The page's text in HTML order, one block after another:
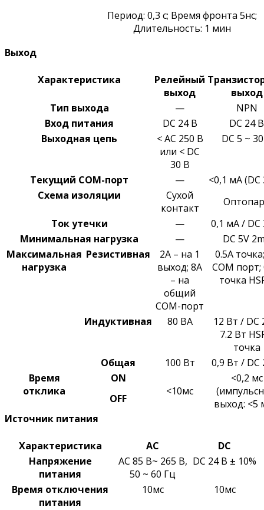
Период: 0,3 с; Время фронта 5нс;
Длительность: 1 мин
Выход
Характеристика
Релейный
выход
выход
Тип выхода
—
NPN
Вход питания
DC 24 В
DC 24 В
Выходная цепь
< AC 250 В
или < DC
30 В
DC 5 ~
Текущий COM-порт —
<0,1 мА (DC
Схема изоляции
Сухой
контакт
Ток утечки
—
0,1 мА / DC
Минимальная нагрузка —
DC 5V
Максимальная
нагрузка
Резистивная
2A – на 1
выход; 8A
– на
общий
COM-порт
0.5A
COM порт;
точка
Индуктивная 80 ВA
12 Вт / DC
7.2 Вт
точка
Общая
100 Вт
0,9 Вт / DC
Время
отклика
ON
<10мс
<0,2 мс
выход: <5
OFF
Источник питания
Характеристика AC
DC
Напряжение
питания
AC 85 В~ 265 В,
50 ~ 60 Гц
DC 24 В ± 10%
Время отключения
питания
10мс 10мс